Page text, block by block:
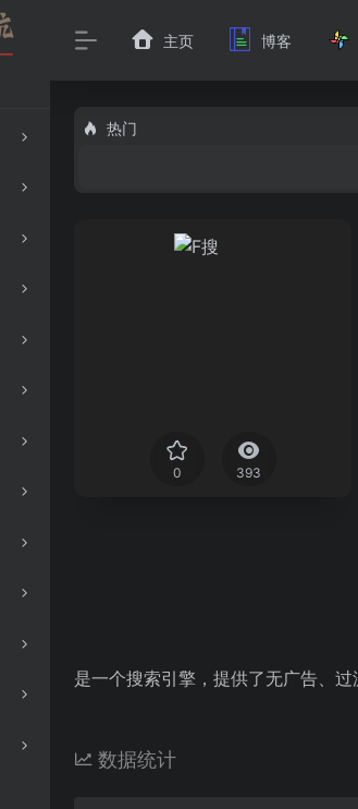
主页 博客
热门
0 393
是一个搜索引擎，提供了无广告、
数据统计